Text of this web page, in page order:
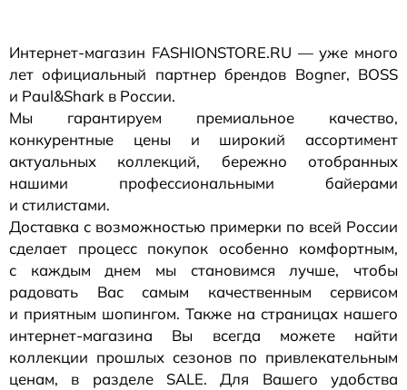
Интернет-магазин FASHIONSTORE.RU — уже много
лет официальный партнер брендов Bogner, BOSS
и Paul&Shark в России.
Мы гарантируем премиальное качество,
конкурентные цены и широкий ассортимент
актуальных коллекций, бережно отобранных
нашими профессиональными байерами
и стилистами.
Доставка с возможностью примерки по всей России
сделает процесс покупок особенно комфортным,
с каждым днем мы становимся лучше, чтобы
радовать Вас самым качественным сервисом
и приятным шопингом. Также на страницах нашего
интернет-магазина Вы всегда можете найти
коллекции прошлых сезонов по привлекательным
ценам, в разделе SALE. Для Вашего удобства